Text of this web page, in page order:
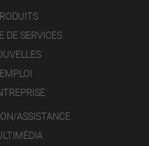
DE SERVICES
EMPLOI
ASSISTANCE